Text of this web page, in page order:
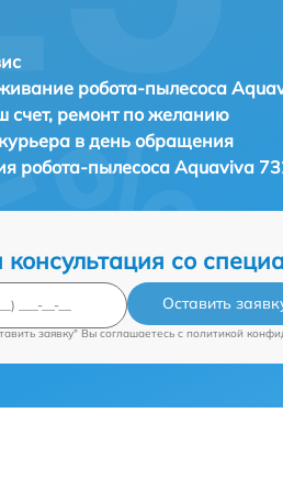
робота-пылесоса
счет, ремонт по желанию
в день обращения
робота-пылесоса Aquaviva
со
Оставить
заявку" Вы соглашаетесь c политикой